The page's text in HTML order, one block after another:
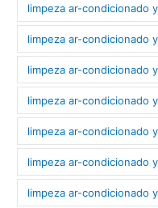
limpeza ar-condicionado
limpeza ar-condicionado
limpeza ar-condicionado
limpeza ar-condicionado
limpeza ar-condicionado
limpeza ar-condicionado
limpeza ar-condicionado